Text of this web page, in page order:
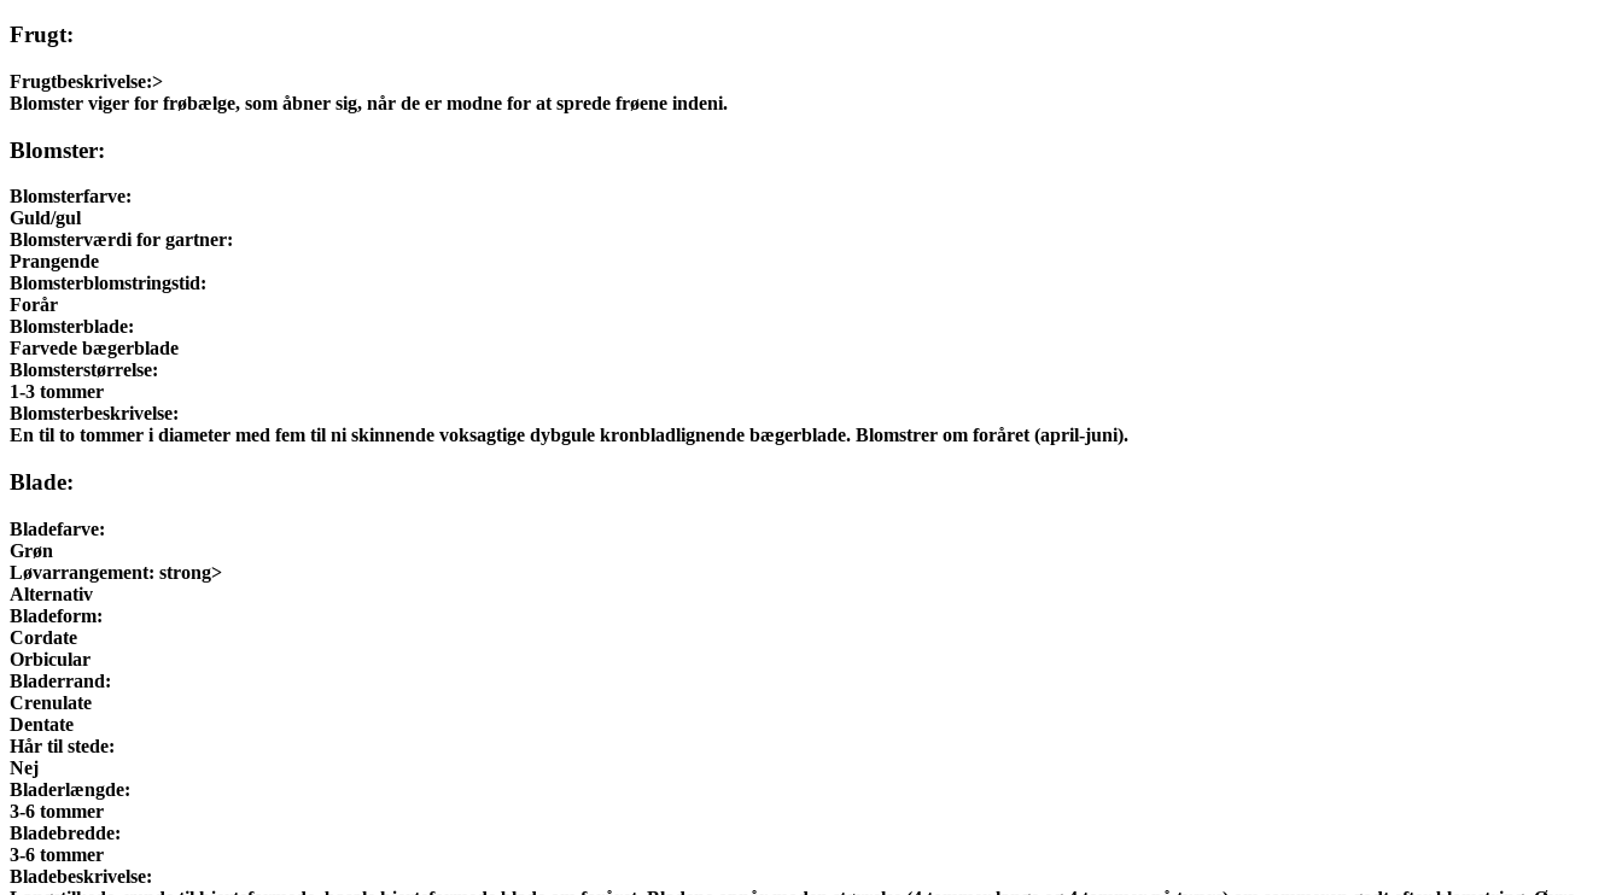
Frugt:
Frugtbeskrivelse:>
Blomster viger for frøbælge, som åbner sig, når de er modne for at sprede frøene indeni.
Blomster:
Blomsterfarve:
Guld/gul
Blomsterværdi for gartner:
Prangende
Blomsterblomstringstid:
Forår
Blomsterblade:
Farvede bægerblade
Blomsterstørrelse:
1-3 tommer
Blomsterbeskrivelse:
En til to tommer i diameter med fem til ni skinnende voksagtige dybgule kronbladlignende bægerblade. Blomstrer om foråret (april-juni).
Blade:
Bladefarve:
Grøn
Løvarrangement: strong>
Alternativ
Bladeform:
Cordate
Orbicular
Bladerrand:
Crenulate
Dentate
Hår til stede:
Nej
Bladerlængde:
3-6 tommer
Bladebredde:
3-6 tommer
Bladebeskrivelse: